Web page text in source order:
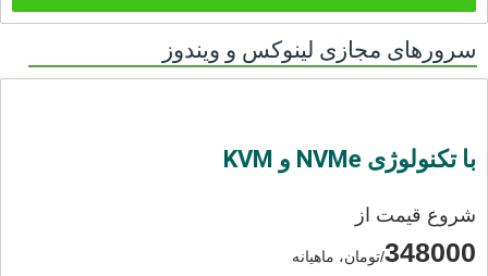
سرورهای مجازی لینوکس و ویندوز
با تکنولوژی NVMe و KVM
شروع قیمت از
348000/تومان، ماهیانه